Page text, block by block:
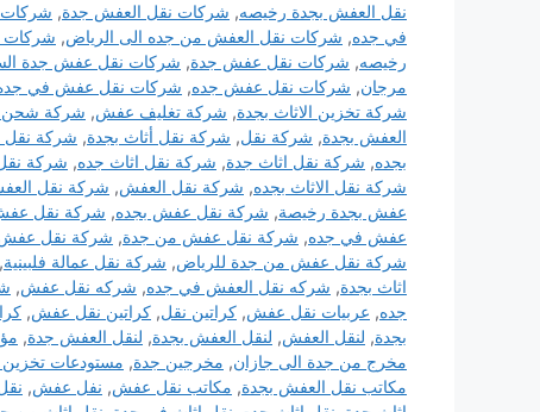
نقل العفش بجدة رخيصه, شركات نقل العفش جدة,
في جده, شركات نقل العفش من جده الى الرياض,
رخيصه, شركات نقل عفش جدة, شركات نقل عفش جدة
مرجان, شركات نقل عفش جده, شركات نقل عفش في
شركة تخزين الاثاث بجدة, شركة تغليف عفش, شركة
العفش بجدة, شركة نقل, شركة نقل أثاث بجدة, شركة نقل
بجده, شركة نقل اثاث جدة, شركة نقل اثاث جده, شركة
شركة نقل الاثاث بجده, شركة نقل العفش, شركة نقل
عفش بجدة رخيصة, شركة نقل عفش بجده, شركة نقل
عفش في جده, شركة نقل عفش من جدة, شركة نقل عفش
شركة نقل عفش من جدة للرياض, شركة نقل عمالة فلبينية,
اثاث بجدة, شركه نقل العفش في جده, شركه نقل عفش,
جده, عربيات نقل عفش, كراتين نقل, كراتين نقل عفش,
بجدة, لنقل العفش, لنقل العفش بجدة, لنقل العفش جدة,
مخرج من جدة الى جازان, مخرجين جدة, مستودعات
مكاتب نقل العفش بجدة, مكاتب نقل عفش, نفل عفش,